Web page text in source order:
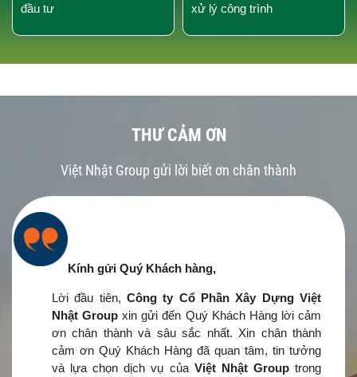
đầu tư
xử lý công trình
THƯ CẢM ƠN
Việt Nhật Group gửi lời biết ơn chân thành
Kính gửi Quý Khách hàng,
Lời đầu tiên, Công ty Cổ Phần Xây Dựng Việt
Nhật Group xin gửi đến Quý Khách Hàng lời cảm
ơn chân thành và sâu sắc nhất. Xin chân thành
cảm ơn Quý Khách Hàng đã quan tâm, tin tưởng
và lựa chọn dịch vụ của Việt Nhật Grouptrong